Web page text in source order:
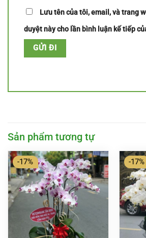
Lưu tên của tôi, email, và trang
duyệt này cho lần bình luận kế tiếp
Sản phẩm tương tự
-17% -17%